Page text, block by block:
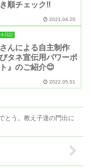
順チェック‼️
2021.04.20
日記
んによる自主制作
びタネ宣伝用パワーポ
』のご紹介😊
2022.05.01
とう。教え子達の門出に